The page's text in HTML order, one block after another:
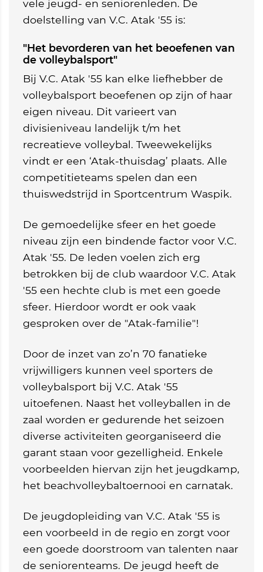
vele jeugd- en seniorenleden. De
doelstelling van V.C. Atak '55 is:
"Het bevorderen van het beoefenen van
de volleybalsport"
Bij V.C. Atak '55 kan elke liefhebber de
volleybalsport beoefenen op zijn of haar
eigen niveau. Dit varieert van
divisieniveau landelijk t/m het
recreatieve volleybal. Tweewekelijks
vindt er een ‘Atak-thuisdag’ plaats. Alle
competitieteams spelen dan een
thuiswedstrijd in Sportcentrum Waspik.
De gemoedelijke sfeer en het goede
niveau zijn een bindende factor voor V.C.
Atak '55. De leden voelen zich erg
betrokken bij de club waardoor V.C. Atak
'55 een hechte club is met een goede
sfeer. Hierdoor wordt er ook vaak
gesproken over de "Atak-familie"!
Door de inzet van zo’n 70 fanatieke
vrijwilligers kunnen veel sporters de
volleybalsport bij V.C. Atak '55
uitoefenen. Naast het volleyballen in de
zaal worden er gedurende het seizoen
diverse activiteiten georganiseerd die
garant staan voor gezelligheid. Enkele
voorbeelden hiervan zijn het jeugdkamp,
het beachvolleybaltoernooi en carnatak.
De jeugdopleiding van V.C. Atak '55 is
een voorbeeld in de regio en zorgt voor
een goede doorstroom van talenten naar
de seniorenteams. De jeugd heeft de